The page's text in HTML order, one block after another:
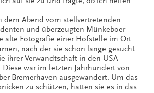
dem Abend vom stellvertretenden
und überzeugten Münkeboer
alte Fotografie einer Hofstelle im Ort
nach der sie schon lange gesucht
ihrer Verwandtschaft in den USA
war im letzten Jahrhundert von
Bremerhaven ausgewandert. Um das
zu schützen, hatten sie es in das